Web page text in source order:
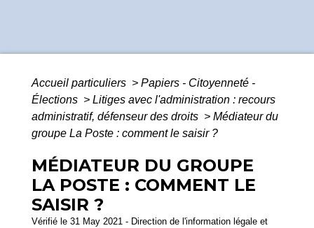
Accueil particuliers > Papiers - Citoyenneté -
Élections > Litiges avec l'administration : recours
administratif, défenseur des droits > Médiateur du
groupe La Poste : comment le saisir ?
MÉDIATEUR DU GROUPE
LA POSTE : COMMENT LE
SAISIR ?
Vérifié le 31 May 2021 - Direction de l'information légale et